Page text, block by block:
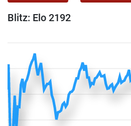
Blitz: Elo 2192